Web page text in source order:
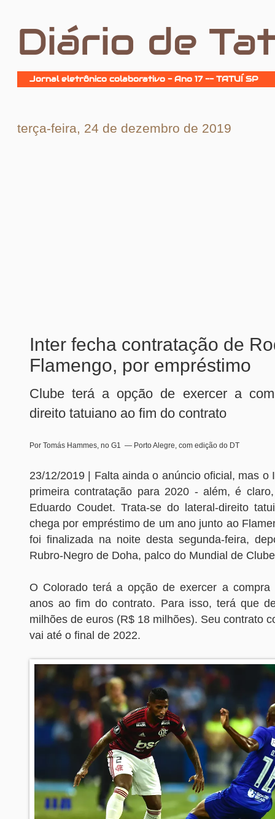
Diário de
Jornal eletrônico colaborativo - Ano 17 -- TATUÍ SP
terça-feira, 24 de dezembro de 2019
Inter fecha contratação de
Flamengo, por empréstimo
Clube terá a opção de exercer a
direito tatuiano ao fim do contrato
Por Tomás Hammes, no G1 — Porto Alegre, com edição do DT
23/12/2019 | Falta ainda o anúncio oficial, mas o
primeira contratação para 2020 - além, é
Eduardo Coudet. Trata-se do lateral-direito
chega por empréstimo de um ano junto ao
foi finalizada na noite desta segunda-feira,
Rubro-Negro de Doha, palco do Mundial de
O Colorado terá a opção de exercer a
anos ao fim do contrato. Para isso, terá que
milhões de euros (R$ 18 milhões). Seu contrato
vai até o final de 2022.